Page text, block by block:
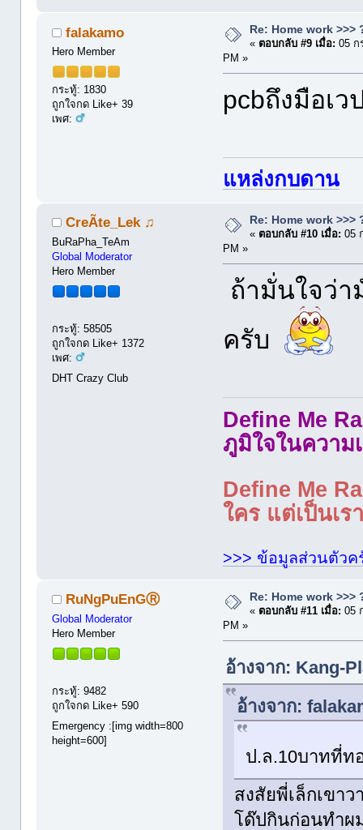
falakamo
Hero Member
กระทู้: 1830
ถูกใจกด Like+ 39
เพศ:
Re: Home work >>>
« ตอบกลับ #9 เมื่อ: 05 ก
PM »
pcbถึงมือเว
แหล่งกบดาน
CreÃte_Lek ♫
BuRaPha_TeAm
Global Moderator
Hero Member
กระทู้: 58505
ถูกใจกด Like+ 1372
เพศ:
DHT Crazy Club
Re: Home work >>>
« ตอบกลับ #10 เมื่อ: 05
PM »
ถ้ามั่นใจว่า
ครับ
Define Me
ภูมิใจในความ
Define Me
ใคร แต่เป็นเ
>>> ข้อมูลส่วนตัวค
RuNgPuEnGⓇ
Global Moderator
Hero Member
กระทู้: 9482
ถูกใจกด Like+ 590
Emergency :[img width=800
height=600]
Re: Home work >>>
« ตอบกลับ #11 เมื่อ: 05
PM »
อ้างจาก: Kang-
อ้างจาก:
ป.ล.10บาทที่
สงสัยพี่เล็กเขา
โด๊ปกินก่อนทำผ